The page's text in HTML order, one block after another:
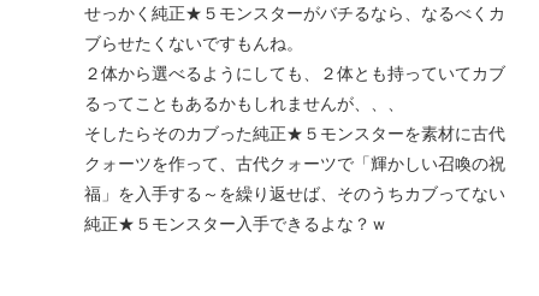
せっかく純正★５モンスターがバチるなら、なるべくカ
ブらせたくないですもんね。
２体から選べるようにしても、２体とも持っていてカブ
るってこともあるかもしれませんが、、、
そしたらそのカブった純正★５モンスターを素材に古代
クォーツを作って、古代クォーツで「輝かしい召喚の祝
福」を入手する～を繰り返せば、そのうちカブってない
純正★５モンスター入手できるよな？ｗ